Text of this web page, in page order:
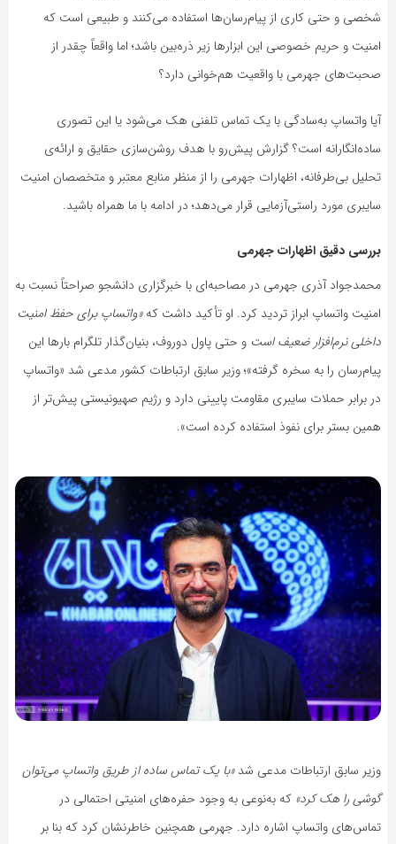
شخصی و حتی کاری از پیام‌رسان‌ها استفاده می‌کنند و طبیعی است که
امنیت و حریم خصوصی این ابزارها زیر ذره‌بین باشد؛ اما واقعاً چقدر از
صحبت‌های جهرمی با واقعیت هم‌خوانی دارد؟
آیا واتساپ به‌سادگی با یک تماس تلفنی هک می‌شود یا این تصوری
ساده‌انگارانه است؟ گزارش پیش‌رو با هدف روشن‌سازی حقایق و ارائه‌ی
تحلیل بی‌طرفانه، اظهارات جهرمی را از منظر منابع معتبر و متخصصان امنیت
سایبری مورد راستی‌آزمایی قرار می‌دهد؛ در ادامه با ما همراه باشید.
بررسی دقیق اظهارات جهرمی
محمدجواد آذری جهرمی در مصاحبه‌ای با خبرگزاری دانشجو صراحتاً نسبت به
امنیت واتساپ ابراز تردید کرد. او تأکید داشت که«واتساپ برای حفظ امنیت
داخلی نرم‌افزار ضعیف است و حتی پاول دوروف، بنیان‌گذار تلگرام بارها این
پیام‌رسان را به سخره گرفته»؛ وزیر سابق ارتباطات کشور مدعی شد «واتساپ
در برابر حملات سایبری مقاومت پایینی دارد و رژیم صهیونیستی پیش‌تر از
همین بستر برای نفوذ استفاده کرده است».
وزیر سابق ارتباطات مدعی شد«با یک تماس ساده از طریق واتساپ می‌توان
گوشی را هک کرد» که به‌نوعی به وجود حفره‌های امنیتی احتمالی در
تماس‌های واتساپ اشاره دارد. جهرمی همچنین خاطرنشان کرد که بنا بر